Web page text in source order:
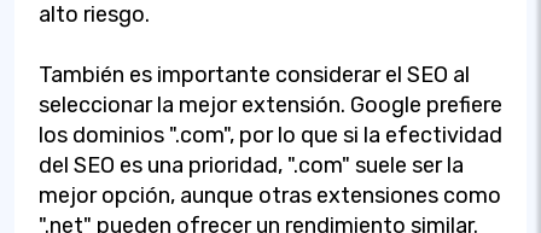
alto riesgo.
También es importante considerar el SEO al
seleccionar la mejor extensión. Google prefiere
los dominios ".com", por lo que si la efectividad
del SEO es una prioridad, ".com" suele ser la
mejor opción, aunque otras extensiones como
".net" pueden ofrecer un rendimiento similar.